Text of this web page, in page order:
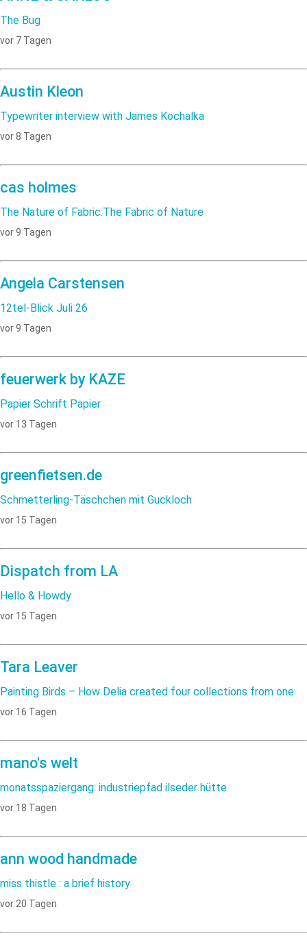
The Bug
vor 7 Tagen
Austin Kleon
Typewriter interview with James Kochalka
vor 8 Tagen
cas holmes
The Nature of Fabric:The Fabric of Nature
vor 9 Tagen
Angela Carstensen
12tel-Blick Juli 26
vor 9 Tagen
feuerwerk by KAZE
Papier Schrift Papier
vor 13 Tagen
greenfietsen.de
Schmetterling-Täschchen mit Guckloch
vor 15 Tagen
Dispatch from LA
Hello & Howdy
vor 15 Tagen
Tara Leaver
Painting Birds – How Delia created four collections from one
vor 16 Tagen
mano's welt
monatsspaziergang: industriepfad ilseder hütte
vor 18 Tagen
ann wood handmade
miss thistle : a brief history
vor 20 Tagen